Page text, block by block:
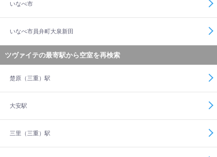
いなべ市
いなべ市員弁町大泉新田
ツヴァイテの最寄駅から空室を再検索
楚原（三重）駅
大安駅
三里（三重）駅